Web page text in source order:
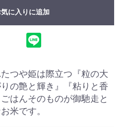
気に入りに追加
つや姫は際立つ『粒の大
の艶と輝き』『粘りと香
はんそのものが御馳走と
米です。